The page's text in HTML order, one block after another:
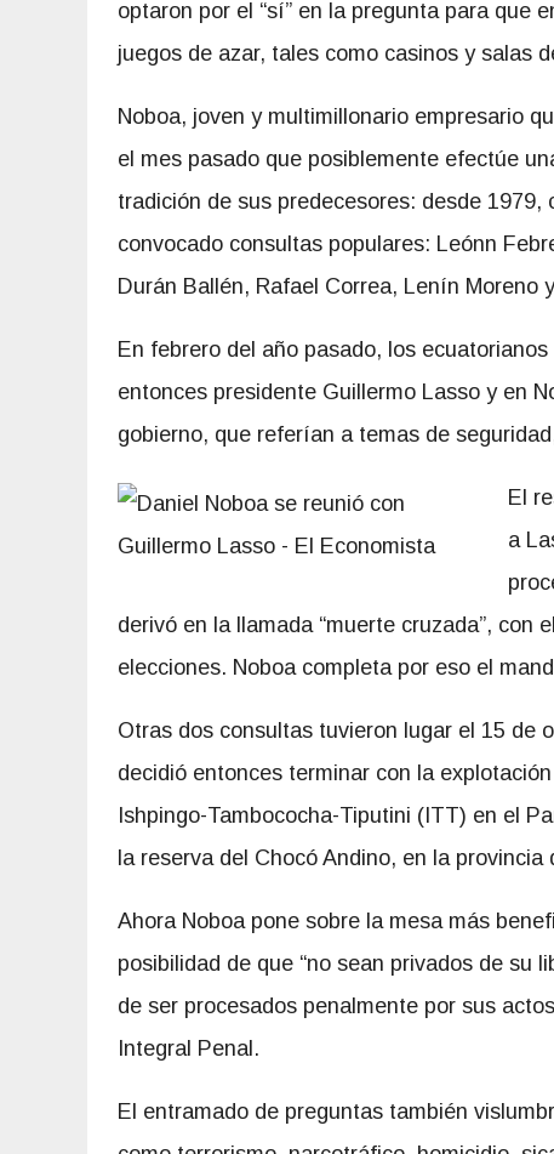
optaron por el “sí” en la pregunta para que
juegos de azar, tales como casinos y salas
Noboa, joven y multimillonario empresario
el mes pasado que posiblemente efectúe
tradición de sus predecesores: desde
convocado consultas populares: Leónn
Durán Ballén, Rafael Correa, Lenín Moreno
En febrero del año pasado, los
entonces presidente Guillermo Lasso y en
gobierno, que referían a temas de
El
a
derivó en la llamada “muerte cruzada”, con
elecciones. Noboa completa por eso el
Otras dos consultas tuvieron lugar el 15 de
decidió entonces terminar con la
Ishpingo-Tambococha-Tiputini (ITT) en el
la reserva del Chocó Andino, en la provincia
Ahora Noboa pone sobre la mesa más
posibilidad de que “no sean privados de su
de ser procesados penalmente por sus
Integral Penal.
El entramado de preguntas también